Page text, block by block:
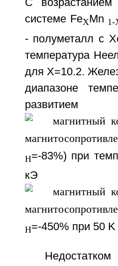
С
системе FeXMn 1-
- полуметалл с
температура
для X=10.2.
диапазоне
H=-83%) при
H=-450% при 50